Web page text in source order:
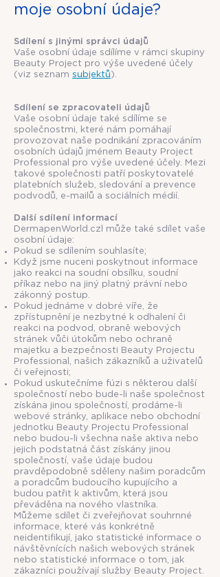
moje osobní údaje?
Sdílení s jinými správci údajů
Vaše osobní údaje sdílíme v rámci skupiny
Beauty Project pro výše uvedené účely
(viz seznam subjektů).
Sdílení se zpracovateli údajů
Vaše osobní údaje také sdílíme se
společnostmi, které nám pomáhají
provozovat naše podnikání zpracováním
osobních údajů jménem Beauty Project
Professional pro výše uvedené účely. Mezi
takové společnosti patří poskytovatelé
platebních služeb, sledování a prevence
podvodů, e-mailů a sociálních médií.
Další sdílení informací
DermapenWorld.czl může také sdílet vaše
osobní údaje:
Pokud se sdílením souhlasíte;
Když jsme nuceni poskytnout informace
jako reakci na soudní obsílku, soudní
příkaz nebo na jiný platný právní nebo
zákonný postup.
Pokud jednáme v dobré víře, že
zpřístupnění je nezbytné k odhalení či
reakci na podvod, obraně webových
stránek vůči útokům nebo ochraně
majetku a bezpečnosti Beauty Projectu
Professional, našich zákazníků a uživatelů
či veřejnosti;
Pokud uskutečníme fúzi s některou další
společností nebo bude-li naše společnost
získána jinou společností, prodáme-li
webové stránky, aplikace nebo obchodní
jednotku Beauty Projectu Professional
nebo budou-li všechna naše aktiva nebo
jejich podstatná část získány jinou
společností, vaše údaje budou
pravděpodobně sděleny našim poradcům
a poradcům budoucího kupujícího a
budou patřit k aktivům, která jsou
převáděna na nového vlastníka.
Můžeme sdílet či zveřejňovat souhrnné
informace, které vás konkrétně
neidentifikují, jako statistické informace o
návštěvnících našich webových stránek
nebo statistické informace o tom, jak
zákazníci používají služby Beauty Project.